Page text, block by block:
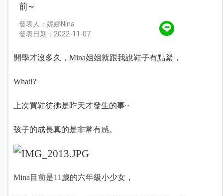
前~
發表人：妮娜Nina
發表日期：2022-11-07
開學才沒多久，Mina姐姐就跟我說鞋子有點緊，
What!?
上次買鞋彷彿是昨天才發生的事~
孩子的成長真的是非常有感。
Mina目前是11歲的六年級小少女，